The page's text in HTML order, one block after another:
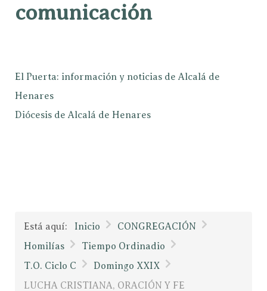
comunicación
El Puerta: información y noticias de Alcalá de
Henares
Diócesis de Alcalá de Henares
Está aquí: Inicio
CONGREGACIÓN
Homilías
Tiempo Ordinadio
T.O. Ciclo C
Domingo XXIX
LUCHA CRISTIANA, ORACIÓN Y FE